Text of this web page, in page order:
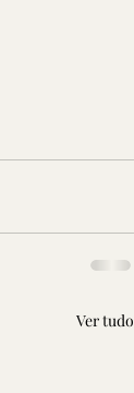
Ver tudo